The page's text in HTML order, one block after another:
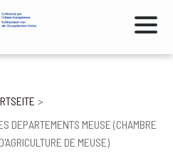
DEPARTEMENTS MEUSE (CHAMBRE
DE MEUSE)